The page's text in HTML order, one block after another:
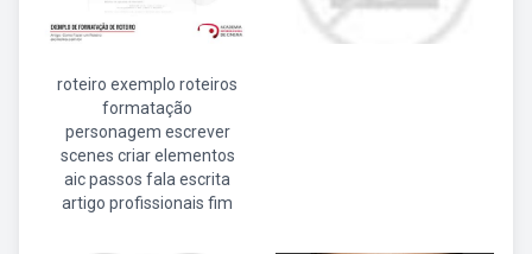
roteiro exemplo roteiros
formatação
personagem escrever
scenes criar elementos
aic passos fala escrita
artigo profissionais fim